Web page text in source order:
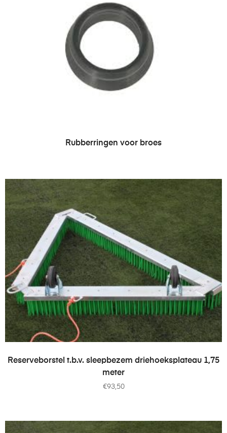
LEES VERDER
Rubberringen voor broes
TOEVOEGEN AAN WINKELWAGEN
Reserveborstel t.b.v. sleepbezem driehoeksplateau 1,75
meter
€93,50